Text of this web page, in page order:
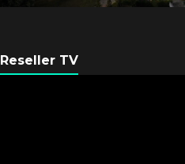
Reseller TV